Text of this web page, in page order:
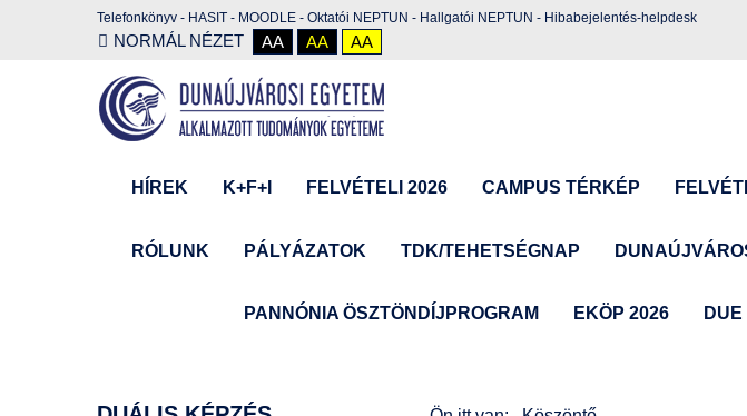
Telefonkönyv - HASIT - MOODLE - Oktatói NEPTUN - Hallgatói NEPTUN - Hibabejelentés-helpdesk
NORMÁL NÉZET AA AA AA
HÍREK K+F+I FELVÉTELI 2026 CAMPUS TÉRKÉP
RÓLUNK PÁLYÁZATOK TDK/TEHETSÉGNAP
PANNÓNIA ÖSZTÖNDÍJPROGRAM EKÖP 2026 DUE